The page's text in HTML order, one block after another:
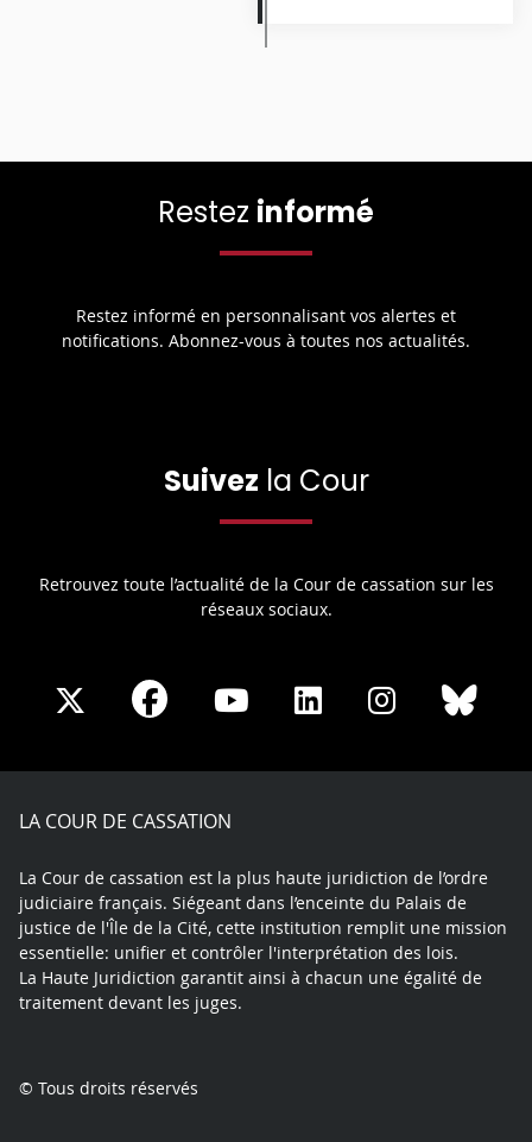
Restez informé
Restez informé en personnalisant vos alertes et
notifications. Abonnez-vous à toutes nos actualités.
Suivez la Cour
Retrouvez toute l’actualité de la Cour de cassation sur les
réseaux sociaux.
Share
X
Share
Facebook
Share
Youtube
Share
LinkedIn
Share
Instagram
LA COUR DE CASSATION
La Cour de cassation est la plus haute juridiction de l’ordre
judiciaire français. Siégeant dans l’enceinte du Palais de
justice de l'Île de la Cité, cette institution remplit une mission
essentielle: unifier et contrôler l'interprétation des lois.
La Haute Juridiction garantit ainsi à chacun une égalité de
traitement devant les juges.
© Tous droits réservés